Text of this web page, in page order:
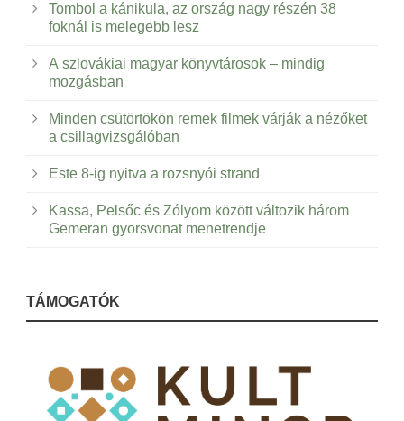
Tombol a kánikula, az ország nagy részén 38
foknál is melegebb lesz
A szlovákiai magyar könyvtárosok – mindig
mozgásban
Minden csütörtökön remek filmek várják a nézőket
a csillagvizsgálóban
Este 8-ig nyitva a rozsnyói strand
Kassa, Pelsőc és Zólyom között változik három
Gemeran gyorsvonat menetrendje
TÁMOGATÓK